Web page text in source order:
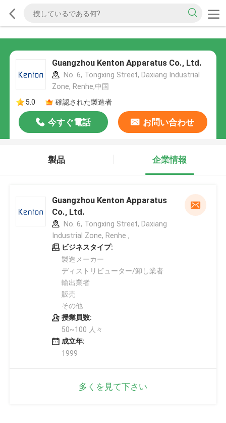
Guangzhou Kenton Apparatus Co., Ltd.
No. 6, Tongxing Street, Daxiang Industrial
Zone, Renhe,中国
5.0
確認された製造者
今すぐ電話 お問い合わせ
製品 企業情報
Guangzhou Kenton Apparatus
Co., Ltd.
No. 6, Tongxing Street, Daxiang
Industrial Zone, Renhe ,
ビジネスタイプ:
製造メーカー
ディストリビューター/卸し業者
輸出業者
販売
その他
授業員数:
50~100 人々
成立年:
1999
多くを見て下さい